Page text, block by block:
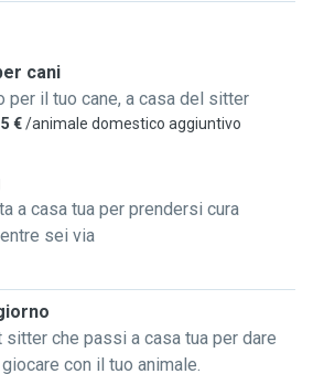
gli animali e sono da sempre
con questi. Ho già gestito altri cani e
Vivo a sestu ma posso
Mi dedico al servizio di pet
servizi: passeggiate e andare a
i vostri animali ed eventualmente
più informazioni non esitate a
l'ora di conoscere il vostro amico
cani
per il tuo cane, a casa del sitter
5 €/animale domestico aggiuntivo
a casa tua per prendersi cura
sei via
sitter che passi a casa tua per dare
con il tuo animale.